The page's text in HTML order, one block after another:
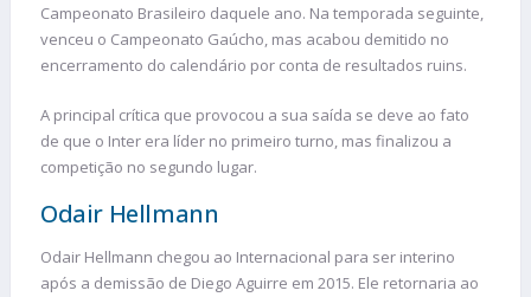
Campeonato Brasileiro daquele ano. Na temporada seguinte,
venceu o Campeonato Gaúcho, mas acabou demitido no
encerramento do calendário por conta de resultados ruins.
A principal crítica que provocou a sua saída se deve ao fato
de que o Inter era líder no primeiro turno, mas finalizou a
competição no segundo lugar.
Odair Hellmann
Odair Hellmann chegou ao Internacional para ser interino
após a demissão de Diego Aguirre em 2015. Ele retornaria ao